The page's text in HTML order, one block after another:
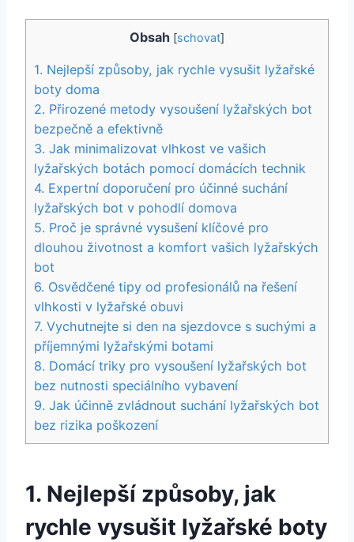
Obsah [schovat]
1. Nejlepší‍ způsoby, jak rychle vysušit lyžařské
⁤boty doma
2. Přirozené metody vysoušení lyžařských bot
bezpečně a ⁢efektivně
3. Jak minimalizovat vlhkost ve‌ vašich⁤
lyžařských botách pomocí⁤ domácích technik
4. Expertní doporučení⁤ pro účinné suchání
lyžařských ⁤bot⁣ v pohodlí domova
5. ⁢Proč je správné ‌vysušení klíčové pro⁤
dlouhou ‍životnost a komfort vašich⁣ lyžařských
bot
6. Osvědčené tipy ​od ‍profesionálů ⁢na ⁢řešení‍
vlhkosti v ​lyžařské obuvi
7. ⁢Vychutnejte si den⁢ na⁤ sjezdovce s ‌suchými⁣ a
příjemnými lyžařskými botami
8. Domácí ‍triky pro⁣ vysoušení lyžařských‌ bot
‍bez ‌nutnosti speciálního vybavení
9.​ Jak účinně zvládnout suchání lyžařských‍ bot
bez rizika poškození
1. Nejlepší‍ způsoby, jak
rychle vysušit lyžařské ⁤boty